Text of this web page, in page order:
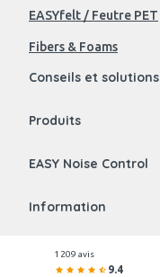
EASYfelt / Feutre PET
Fibers & Foams
Conseils et solutions
Produits
EASY Noise Control
Information
1 209 avis
9.4